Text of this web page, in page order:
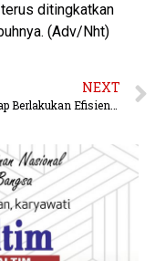
ditingkatkan
(Adv/Nht)
NEXT